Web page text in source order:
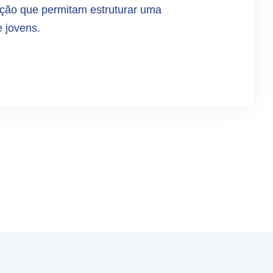
que permitam estruturar uma
jovens.